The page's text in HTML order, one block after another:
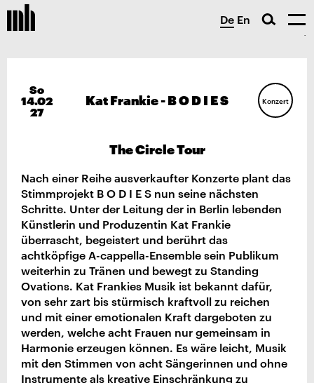
De En
So
14.02
27
Kat Frankie - B O D I E S Konzert
The Circle Tour
Nach einer Reihe ausverkaufter Konzerte plant das
Stimmprojekt B O D I E S nun seine nächsten
Schritte. Unter der Leitung der in Berlin lebenden
Künstlerin und Produzentin Kat Frankie
überrascht, begeistert und berührt das
achtköpfige A-cappella-Ensemble sein Publikum
weiterhin zu Tränen und bewegt zu Standing
Ovations. Kat Frankies Musik ist bekannt dafür,
von sehr zart bis stürmisch kraftvoll zu reichen
und mit einer emotionalen Kraft dargeboten zu
werden, welche acht Frauen nur gemeinsam in
Harmonie erzeugen können. Es wäre leicht, Musik
mit den Stimmen von acht Sängerinnen und ohne
Instrumente als kreative Einschränkung zu